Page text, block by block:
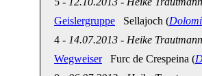
Geislergruppe Sellajoch (
4 - 14.07.2013 - Heike Trautmann
WegweiserFurc de Crespeina (